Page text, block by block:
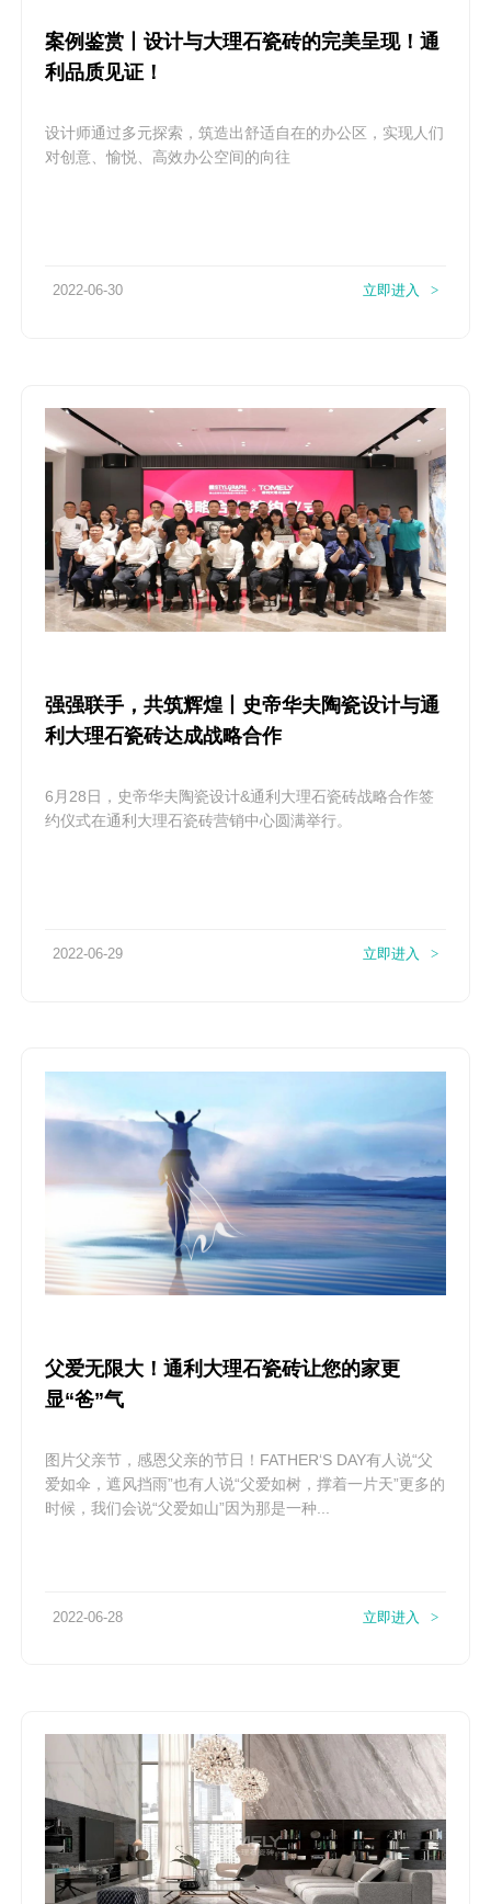
案例鉴赏丨设计与大理石瓷砖的完美呈现！通
利品质见证！
设计师通过多元探索，筑造出舒适自在的办公区，实现人们
对创意、愉悦、高效办公空间的向往
2022-06-30 立即进入 >
强强联手，共筑辉煌丨史帝华夫陶瓷设计与通
利大理石瓷砖达成战略合作
6月28日，史帝华夫陶瓷设计&通利大理石瓷砖​战略合作签
约仪式在通利大理石瓷砖营销中心圆满举行。
2022-06-29 立即进入 >
父爱无限大！通利大理石瓷砖让您的家更
显“爸”气
图片父亲节，感恩父亲的节日！FATHER‘S DAY有人说“父
爱如伞，遮风挡雨”也有人说“父爱如树，撑着一片天”更多的
时候，我们会说“父爱如山”因为那是一种...
2022-06-28 立即进入 >